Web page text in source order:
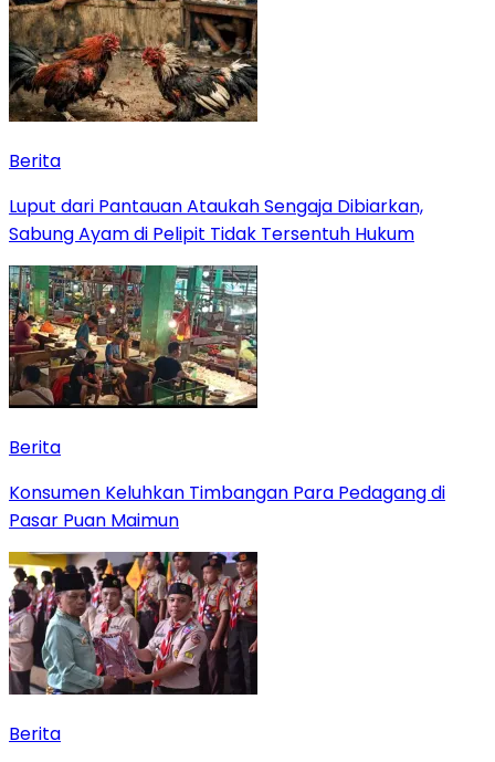
Berita
Luput dari Pantauan Ataukah Sengaja Dibiarkan,
Sabung Ayam di Pelipit Tidak Tersentuh Hukum
Berita
Konsumen Keluhkan Timbangan Para Pedagang di
Pasar Puan Maimun
Berita